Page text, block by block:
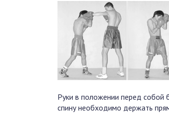
Руки в положении перед собой
спину необходимо держать